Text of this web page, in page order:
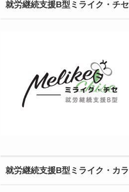
就労継続支援B型ミライク・チセ
就労継続支援B型ミライク・カラ